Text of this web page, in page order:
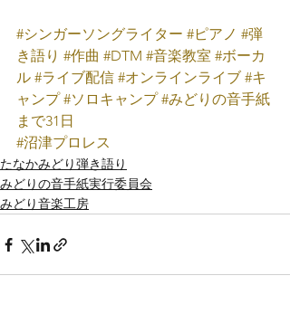
#シンガーソングライター #ピアノ #弾
き語り #作曲 #DTM #音楽教室 #ボーカ
ル #ライブ配信 #オンラインライブ #キ
ャンプ #ソロキャンプ #みどりの音手紙
まで31日
#沼津プロレス
たなかみどり弾き語り
みどりの音手紙実行委員会
みどり音楽工房